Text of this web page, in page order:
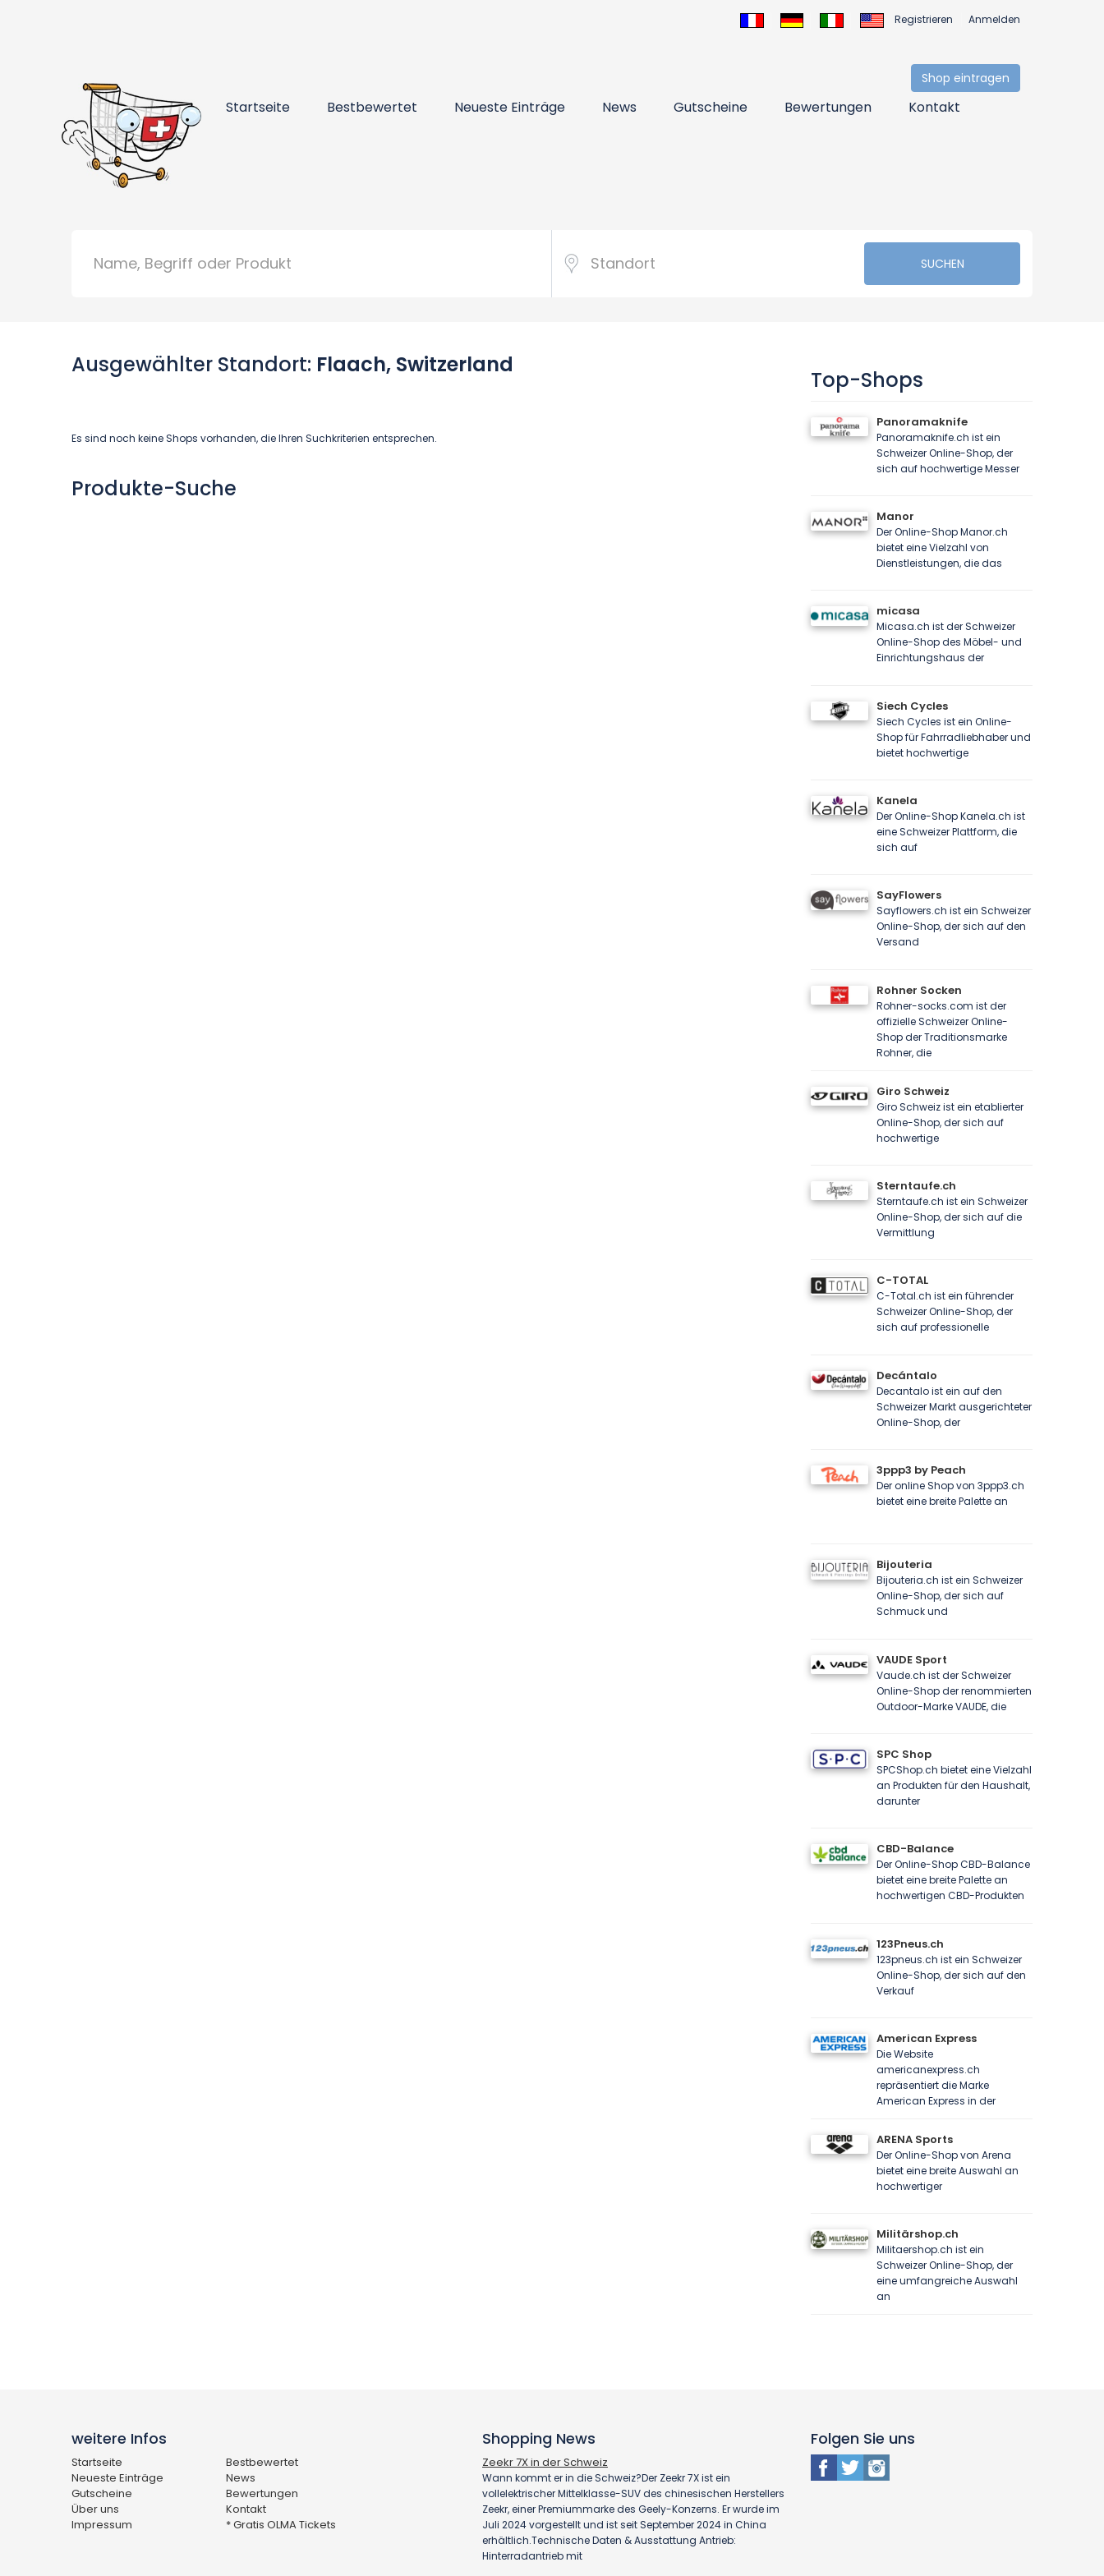
Registrieren Anmelden
Shop eintragen
Startseite Bestbewertet Neueste Einträge News Gutscheine Bewertungen Kontakt
SUCHEN
Ausgewählter Standort: Flaach, Switzerland
Es sind noch keine Shops vorhanden, die Ihren Suchkriterien entsprechen.
Produkte-Suche
Top-Shops
Panoramaknife
Panoramaknife.ch ist ein
Schweizer Online-Shop, der
sich auf hochwertige Messer
Manor
Der Online-Shop Manor.ch
bietet eine Vielzahl von
Dienstleistungen, die das
micasa
Micasa.ch ist der Schweizer
Online-Shop des Möbel- und
Einrichtungshaus der
Siech Cycles
Siech Cycles ist ein Online-
Shop für Fahrradliebhaber und
bietet hochwertige
Kanela
Der Online-Shop Kanela.ch ist
eine Schweizer Plattform, die
sich auf
SayFlowers
Sayflowers.ch ist ein Schweizer
Online-Shop, der sich auf den
Versand
Rohner Socken
Rohner-socks.com ist der
offizielle Schweizer Online-
Shop der Traditionsmarke
Rohner, die
Giro Schweiz
Giro Schweiz ist ein etablierter
Online-Shop, der sich auf
hochwertige
Sterntaufe.ch
Sterntaufe.ch ist ein Schweizer
Online-Shop, der sich auf die
Vermittlung
C-TOTAL
C-Total.ch ist ein führender
Schweizer Online-Shop, der
sich auf professionelle
Decántalo
Decantalo ist ein auf den
Schweizer Markt ausgerichteter
Online-Shop, der
3ppp3 by Peach
Der online Shop von 3ppp3.ch
bietet eine breite Palette an
Bijouteria
Bijouteria.ch ist ein Schweizer
Online-Shop, der sich auf
Schmuck und
VAUDE Sport
Vaude.ch ist der Schweizer
Online-Shop der renommierten
Outdoor-Marke VAUDE, die
SPC Shop
SPCShop.ch bietet eine Vielzahl
an Produkten für den Haushalt,
darunter
CBD-Balance
Der Online-Shop CBD-Balance
bietet eine breite Palette an
hochwertigen CBD-Produkten
123Pneus.ch
123pneus.ch ist ein Schweizer
Online-Shop, der sich auf den
Verkauf
American Express
Die Website
americanexpress.ch
repräsentiert die Marke
American Express in der
ARENA Sports
Der Online-Shop von Arena
bietet eine breite Auswahl an
hochwertiger
Militärshop.ch
Militaershop.ch ist ein
Schweizer Online-Shop, der
eine umfangreiche Auswahl
an
weitere Infos
Startseite
Bestbewertet
Neueste Einträge
News
Gutscheine
Bewertungen
Über uns
Kontakt
Impressum
* Gratis OLMA Tickets
Shopping News
Zeekr 7X in der Schweiz
Wann kommt er in die Schweiz?Der Zeekr 7X ist ein
vollelektrischer Mittelklasse-SUV des chinesischen Herstellers
Zeekr, einer Premiummarke des Geely-Konzerns. Er wurde im
Juli 2024 vorgestellt und ist seit September 2024 in China
erhältlich.Technische Daten & Ausstattung Antrieb:
Hinterradantrieb mit
Folgen Sie uns